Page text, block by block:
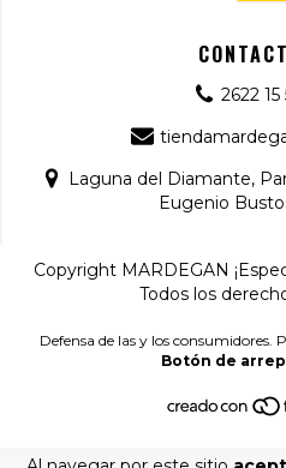
2622
Laguna del Diamante,
Eugenio
Copyright MARDEGAN
Todos los
Defensa de las y los consumidores.
Botón de